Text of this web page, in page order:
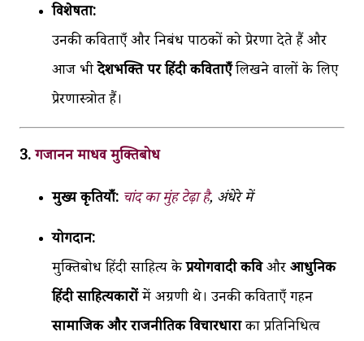
विशेषता:
उनकी कविताएँ और निबंध पाठकों को प्रेरणा देते हैं और
आज भीदेशभक्ति पर हिंदी कविताएँलिखने वालों के लिए
प्रेरणास्त्रोत हैं।
3.गजानन माधव मुक्तिबोध
मुख्य कृतियाँ: चांद का मुंह टेढ़ा है, अंधेरे में
योगदान:
मुक्तिबोध हिंदी साहित्य केप्रयोगवादी कविऔरआधुनिक
हिंदी साहित्यकारोंमें अग्रणी थे। उनकी कविताएँ गहन
सामाजिक और राजनीतिक विचारधाराका प्रतिनिधित्व